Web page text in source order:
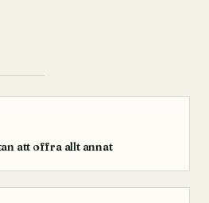
att offra allt annat